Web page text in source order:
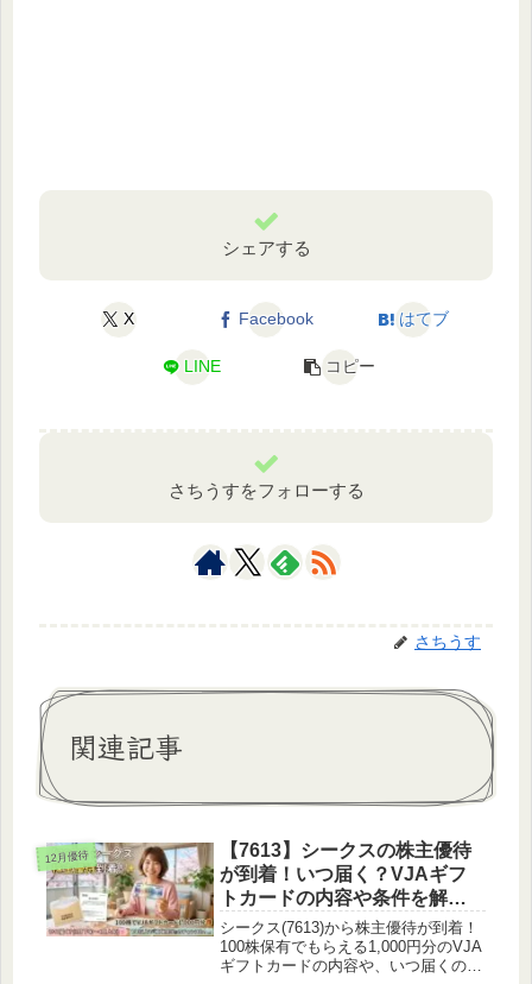
シェアする
X Facebook はてブ
LINE コピー
さちうすをフォローする
さちうす
関連記事
12月優待
【7613】シークスの株主優待
が到着！いつ届く？VJAギフ
トカードの内容や条件を解説
✨
シークス(7613)から株主優待が到着！
100株保有でもらえる1,000円分のVJA
ギフトカードの内容や、いつ届くのか